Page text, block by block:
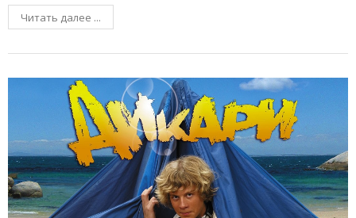
Читать далее ...